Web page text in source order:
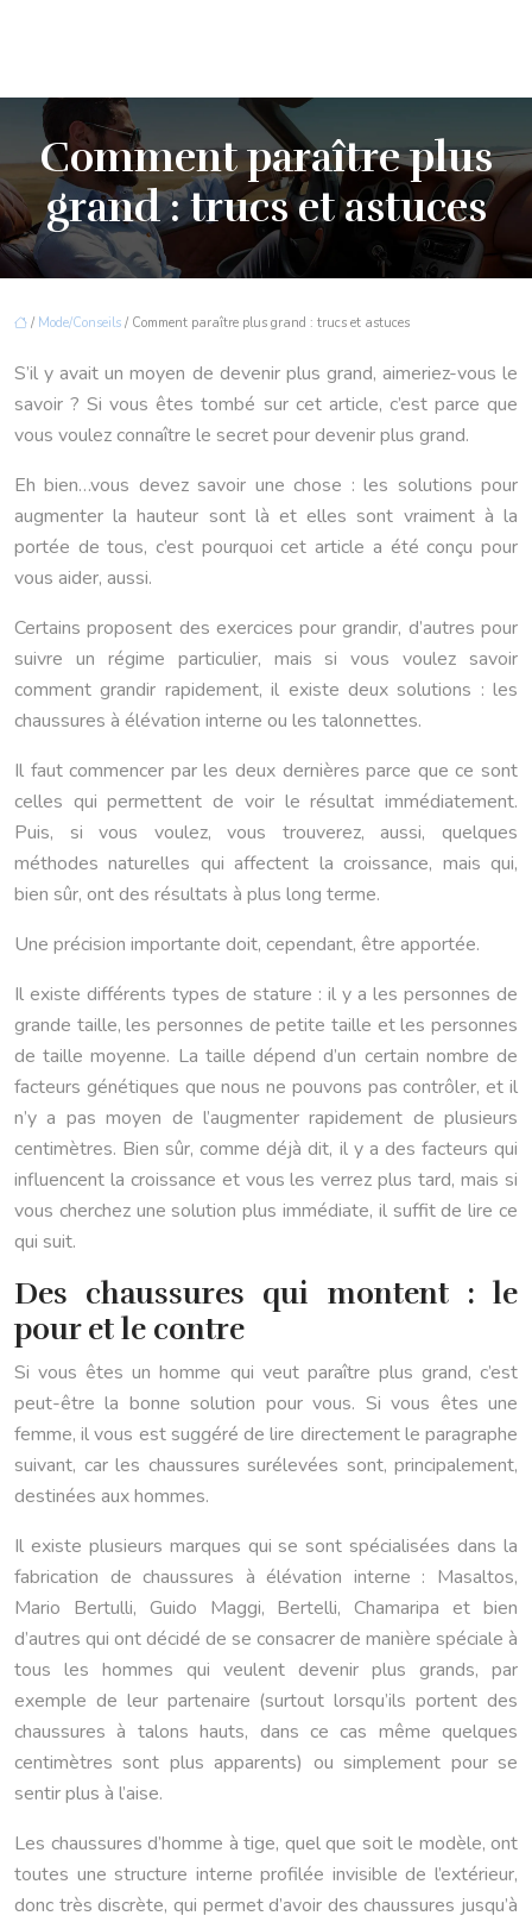
Comment paraître plus
grand : trucs et astuces
/ Mode/Conseils / Comment paraître plus grand : trucs et astuces
S’il y avait un moyen de devenir plus grand, aimeriez-vous le
savoir ? Si vous êtes tombé sur cet article, c’est parce que
vous voulez connaître le secret pour devenir plus grand.
Eh bien…vous devez savoir une chose : les solutions pour
augmenter la hauteur sont là et elles sont vraiment à la
portée de tous, c’est pourquoi cet article a été conçu pour
vous aider, aussi.
Certains proposent des exercices pour grandir, d’autres pour
suivre un régime particulier, mais si vous voulez savoir
comment grandir rapidement, il existe deux solutions : les
chaussures à élévation interne ou les talonnettes.
Il faut commencer par les deux dernières parce que ce sont
celles qui permettent de voir le résultat immédiatement.
Puis, si vous voulez, vous trouverez, aussi, quelques
méthodes naturelles qui affectent la croissance, mais qui,
bien sûr, ont des résultats à plus long terme.
Une précision importante doit, cependant, être apportée.
Il existe différents types de stature : il y a les personnes de
grande taille, les personnes de petite taille et les personnes
de taille moyenne. La taille dépend d’un certain nombre de
facteurs génétiques que nous ne pouvons pas contrôler, et il
n’y a pas moyen de l’augmenter rapidement de plusieurs
centimètres. Bien sûr, comme déjà dit, il y a des facteurs qui
influencent la croissance et vous les verrez plus tard, mais si
vous cherchez une solution plus immédiate, il suffit de lire ce
qui suit.
Des chaussures qui montent : le
pour et le contre
Si vous êtes un homme qui veut paraître plus grand, c’est
peut-être la bonne solution pour vous. Si vous êtes une
femme, il vous est suggéré de lire directement le paragraphe
suivant, car les chaussures surélevées sont, principalement,
destinées aux hommes.
Il existe plusieurs marques qui se sont spécialisées dans la
fabrication de chaussures à élévation interne : Masaltos,
Mario Bertulli, Guido Maggi, Bertelli, Chamaripa et bien
d’autres qui ont décidé de se consacrer de manière spéciale à
tous les hommes qui veulent devenir plus grands, par
exemple de leur partenaire (surtout lorsqu’ils portent des
chaussures à talons hauts, dans ce cas même quelques
centimètres sont plus apparents) ou simplement pour se
sentir plus à l’aise.
Les chaussures d’homme à tige, quel que soit le modèle, ont
toutes une structure interne profilée invisible de l’extérieur,
donc très discrète, qui permet d’avoir des chaussures jusqu’à